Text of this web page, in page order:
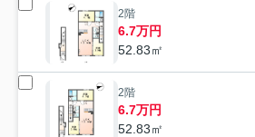
2階
6.7万円
52.83㎡
2階
6.7万円
52.83㎡